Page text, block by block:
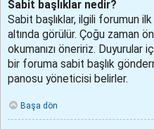
Sabit başlıklar nedir?
Sabit başlıklar, ilgili forumun
altında görülür. Çoğu zaman
okumanızı öneririz. Duyurular
bir foruma sabit başlık
panosu yöneticisi belirler.
Başa dön